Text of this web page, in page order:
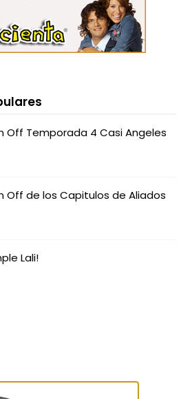
Off Temporada 4 Casi Angeles
Off de los Capitulos de Aliados
Lali!